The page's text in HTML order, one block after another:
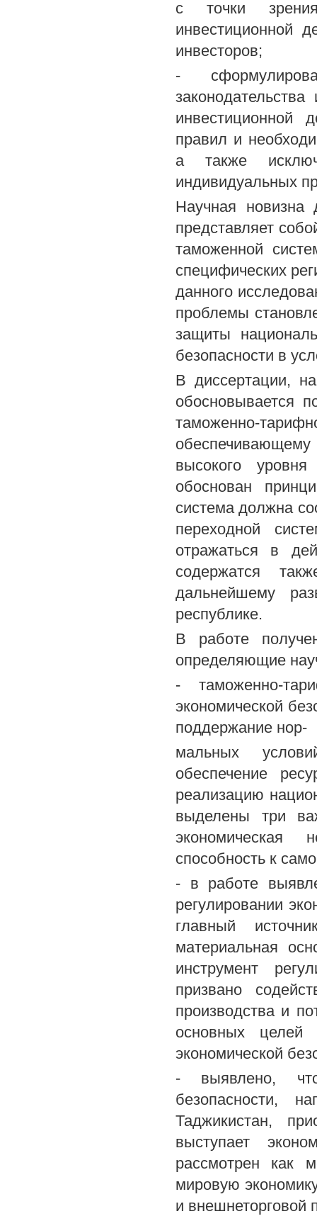
с точки
инвестиционной
инвесторов;
-
инвестиционной
правил и
а также
индивидуальных
Научная новизна
представляет
таможенной
специфических
данного
проблемы
защиты
безопасности в
В диссертации,
обосновывается
таможенно-
высокого
обоснован
система должна
переходной
отражаться в
содержатся
дальнейшему
республике.
В работе
определяющие
- таможенно-
экономической
поддержание нор-
мальных
обеспечение
реализацию
выделены три
экономическая
способность к
- в работе
регулировании
главный
материальная
инструмент
призвано
производства и
основных целей
экономической
- выявлено,
безопасности,
Таджикистан,
выступает
рассмотрен как
мировую
и внешнеторговой